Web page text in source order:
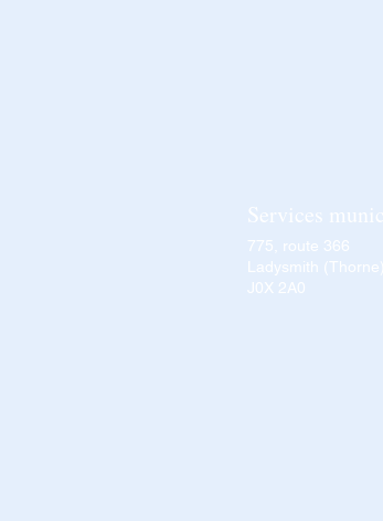
Services
775, route 366
Ladysmith
J0X 2A0